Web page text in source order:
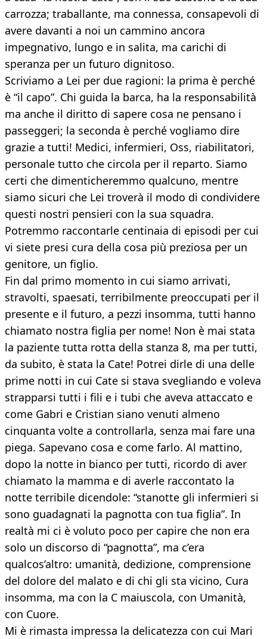
carrozza; traballante, ma connessa, consapevoli di
avere davanti a noi un cammino ancora
impegnativo, lungo e in salita, ma carichi di
speranza per un futuro dignitoso.
Scriviamo a Lei per due ragioni: la prima è perché
è “il capo”. Chi guida la barca, ha la responsabilità
ma anche il diritto di sapere cosa ne pensano i
passeggeri; la seconda è perché vogliamo dire
grazie a tutti! Medici, infermieri, Oss, riabilitatori,
personale tutto che circola per il reparto. Siamo
certi che dimenticheremmo qualcuno, mentre
siamo sicuri che Lei troverà il modo di condividere
questi nostri pensieri con la sua squadra.
Potremmo raccontarle centinaia di episodi per cui
vi siete presi cura della cosa più preziosa per un
genitore, un figlio.
Fin dal primo momento in cui siamo arrivati,
stravolti, spaesati, terribilmente preoccupati per il
presente e il futuro, a pezzi insomma, tutti hanno
chiamato nostra figlia per nome! Non è mai stata
la paziente tutta rotta della stanza 8, ma per tutti,
da subito, è stata la Cate! Potrei dirle di una delle
prime notti in cui Cate si stava svegliando e voleva
strapparsi tutti i fili e i tubi che aveva attaccato e
come Gabri e Cristian siano venuti almeno
cinquanta volte a controllarla, senza mai fare una
piega. Sapevano cosa e come farlo. Al mattino,
dopo la notte in bianco per tutti, ricordo di aver
chiamato la mamma e di averle raccontato la
notte terribile dicendole: “stanotte gli infermieri si
sono guadagnati la pagnotta con tua figlia”. In
realtà mi ci è voluto poco per capire che non era
solo un discorso di “pagnotta”, ma c’era
qualcos’altro: umanità, dedizione, comprensione
del dolore del malato e di chi gli sta vicino, Cura
insomma, ma con la C maiuscola, con Umanità,
con Cuore.
Mi è rimasta impressa la delicatezza con cui Mari